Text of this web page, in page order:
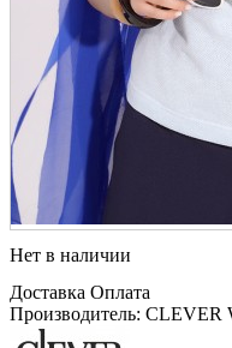
Нет в наличии
Доставка Оплата
Производитель: CLEVER